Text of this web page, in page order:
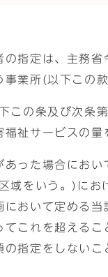
指定は、主務
業所(以下この
の条及び次条
祉サービスの量
った場合にお
域をいう。)に
おいて定める
これを超える
指定をしないこ